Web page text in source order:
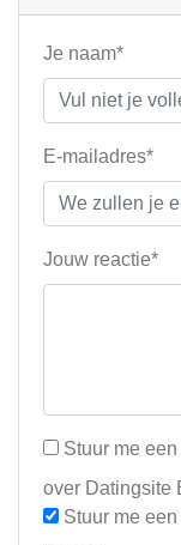
Je naam*
E-mailadres*
Jouw reactie*
Stuur me
over Datingsite
Stuur me